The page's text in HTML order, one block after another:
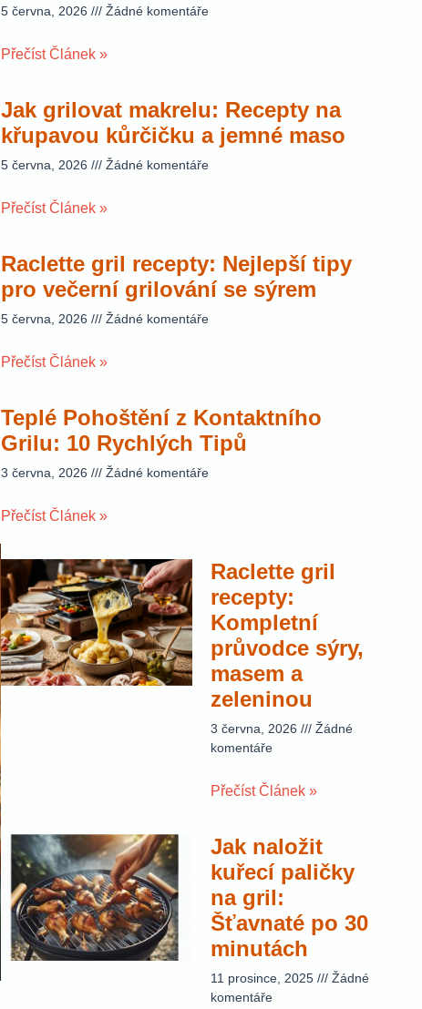
5 června, 2026 Žádné komentáře
Přečíst Článek »
Jak grilovat makrelu: Recepty na
křupavou kůrčičku a jemné maso
5 června, 2026 Žádné komentáře
Přečíst Článek »
Raclette gril recepty: Nejlepší tipy
pro večerní grilování se sýrem
5 června, 2026 Žádné komentáře
Přečíst Článek »
Teplé Pohoštění z Kontaktního
Grilu: 10 Rychlých Tipů
3 června, 2026 Žádné komentáře
Přečíst Článek »
Raclette gril
recepty:
Kompletní
průvodce sýry,
masem a
zeleninou
3 června, 2026
Žádné
komentáře
Přečíst Článek »
Jak naložit
kuřecí paličky
na gril:
Šťavnaté po 30
minutách
11 prosince, 2025
Žádné
komentáře